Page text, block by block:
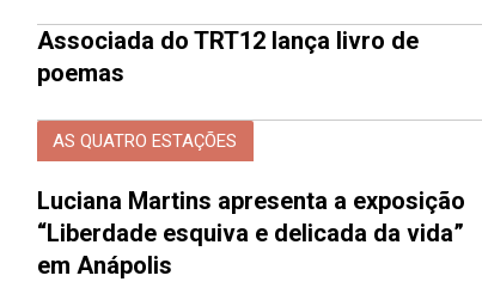
Associada do TRT12 lança livro de
poemas
AS QUATRO ESTAÇÕES
Luciana Martins apresenta a exposição
“Liberdade esquiva e delicada da vida”
em Anápolis